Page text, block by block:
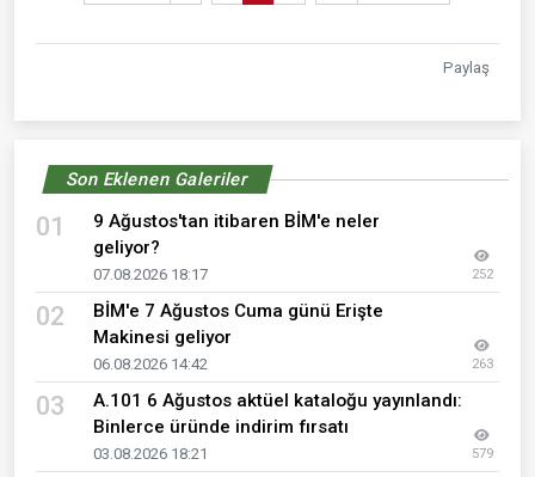
Paylaş
Son Eklenen Galeriler
01
9 Ağustos'tan itibaren BİM'e neler
geliyor?
07.08.2026 18:17 252
02
BİM'e 7 Ağustos Cuma günü Erişte
Makinesi geliyor
06.08.2026 14:42 263
03
A.101 6 Ağustos aktüel kataloğu yayınlandı:
Binlerce üründe indirim fırsatı
03.08.2026 18:21 579